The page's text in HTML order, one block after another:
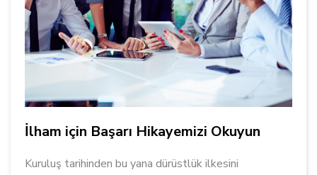
İlham için Başarı Hikayemizi Okuyun
Kuruluş tarihinden bu yana dürüstlük ilkesini